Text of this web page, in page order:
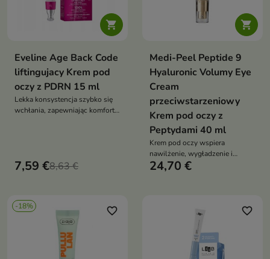

Eveline Age Back Code
liftingujacy Krem pod
oczy z PDRN 15 ml
Lekka konsystencja szybko się
wchłania, zapewniając komfort i
7,59 €8,63 €

Medi-Peel Peptide 9
Hyaluronic Volumy Eye
Cream
przeciwstarzeniowy
Krem pod oczy z
Peptydami 40 ml
Krem pod oczy wspiera
nawilżenie, wygładzenie i
poprawę jędrności delikatnej
hialuronowym, masłem shea i
trehalozą pomaga zmniejszyć
widoczność drobnych
zmarszczek oraz poprawić
komfort skóry
24,70 €
-18% favorite_border favorite_border